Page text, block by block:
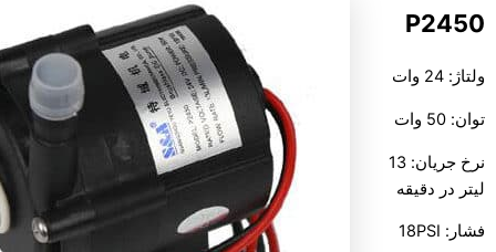
P2450
ولتاژ: 24 وات
توان: 50 وات
نرخ جریان: 13
لیتر در دقیقه
فشار: 18PSI